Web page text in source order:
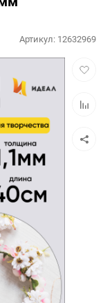
Артикул: 12632969